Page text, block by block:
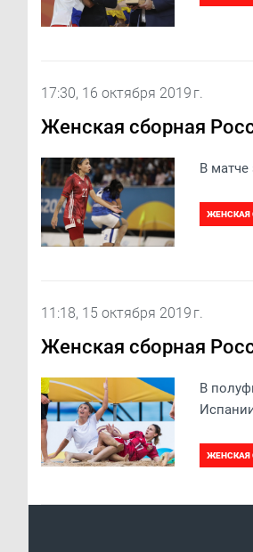
17:30, 16 октября 2019 г.
Женская сборная
В матче
ЖЕНСКАЯ
11:18, 15 октября 2019 г.
Женская сборная
В
ЖЕНСКАЯ